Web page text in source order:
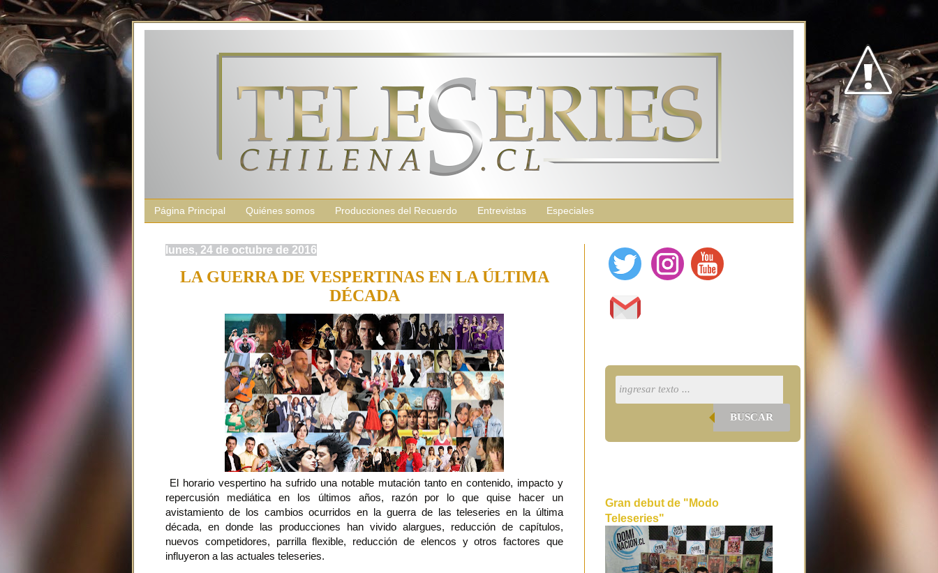
Página Principal Quiénes somos Producciones del Recuerdo Entrevistas Especiales
lunes, 24 de octubre de 2016
LA GUERRA DE VESPERTINAS EN LA ÚLTIMA
DÉCADA
El horario vespertino ha sufrido una notable mutación tanto en contenido, impacto y
repercusión mediática en los últimos años, razón por lo que quise hacer un
avistamiento de los cambios ocurridos en la guerra de las teleseries en la última
década, en donde las producciones han vivido alargues, reducción de capítulos,
nuevos competidores, parrilla flexible, reducción de elencos y otros factores que
influyeron a las actuales teleseries.
BUSCAR
Gran debut de "Modo
Teleseries"